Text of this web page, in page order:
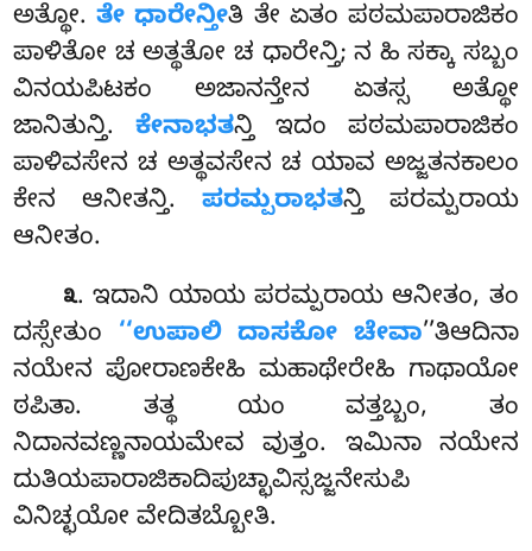
ಅತ್ಥೋ.ತೇ ಧಾರೇನ್ತೀತಿ ತೇ ಏತಂ ಪಠಮಪಾರಾಜಿಕಂ
ಪಾಳಿತೋ ಚ ಅತ್ಥತೋ ಚ ಧಾರೇನ್ತಿ; ನ ಹಿ ಸಕ್ಕಾ ಸಬ್ಬಂ
ವಿನಯಪಿಟಕಂ ಅಜಾನನ್ತೇನ ಏತಸ್ಸ ಅತ್ಥೋ
ಜಾನಿತುನ್ತಿ.ಕೇನಾಭತನ್ತಿ ಇದಂ ಪಠಮಪಾರಾಜಿಕಂ
ಪಾಳಿವಸೇನ ಚ ಅತ್ಥವಸೇನ ಚ ಯಾವ ಅಜ್ಜತನಕಾಲಂ
ಕೇನ ಆನೀತನ್ತಿ. ಪರಮ್ಪರಾಭತನ್ತಿ ಪರಮ್ಪರಾಯ
ಆನೀತಂ.
೩. ಇದಾನಿ ಯಾಯ ಪರಮ್ಪರಾಯ ಆನೀತಂ, ತಂ
ದಸ್ಸೇತುಂ ‘‘ಉಪಾಲಿ ದಾಸಕೋ ಚೇವಾ’’ತಿಆದಿನಾ
ನಯೇನ ಪೋರಾಣಕೇಹಿ ಮಹಾಥೇರೇಹಿ ಗಾಥಾಯೋ
ಠಪಿತಾ. ತತ್ಥ ಯಂ ವತ್ತಬ್ಬಂ, ತಂ
ನಿದಾನವಣ್ಣನಾಯಮೇವ ವುತ್ತಂ. ಇಮಿನಾ ನಯೇನ
ದುತಿಯಪಾರಾಜಿಕಾದಿಪುಚ್ಛಾವಿಸ್ಸಜ್ಜನೇಸುಪಿ
ವಿನಿಚ್ಛಯೋ ವೇದಿತಬ್ಬೋತಿ.